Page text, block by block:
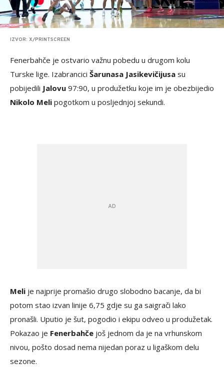
IZVOR: X/PRINTSCREEN
Fenerbahče je ostvario važnu pobedu u drugom kolu
Turske lige. Izabrancici Šarunasa Jasikevičijusa su
pobijedili Jalovu 97:90, u produžetku koje im je obezbijedio
Nikolo Meli pogotkom u posljednjoj sekundi.
Meli je najprije promašio drugo slobodno bacanje, da bi
potom stao izvan linije 6,75 gdje su ga saigrači lako
pronašli. Uputio je šut, pogodio i ekipu odveo u produžetak.
Pokazao je Fenerbahče još jednom da je na vrhunskom
nivou, pošto dosad nema nijedan poraz u ligaškom delu
sezone.